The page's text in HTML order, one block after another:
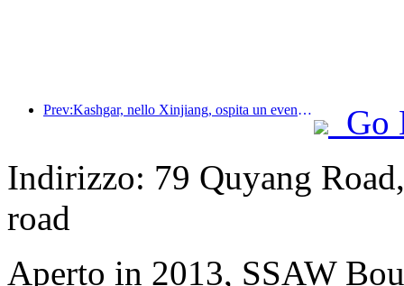
Prev:Kashgar, nello Xinjiang, ospita un evento di promozione turistica per favorire lo scambio interetnico.
Go
Indirizzo: 79 Quyang
road
Aperto in 2013, SSAW